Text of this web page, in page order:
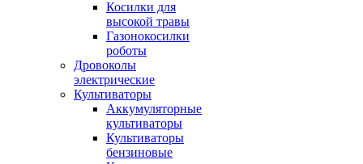
Косилки для
высокой травы
Газонокосилки
роботы
Дровоколы
электрические
Культиваторы
Аккумуляторные
культиваторы
Культиваторы
бензиновые